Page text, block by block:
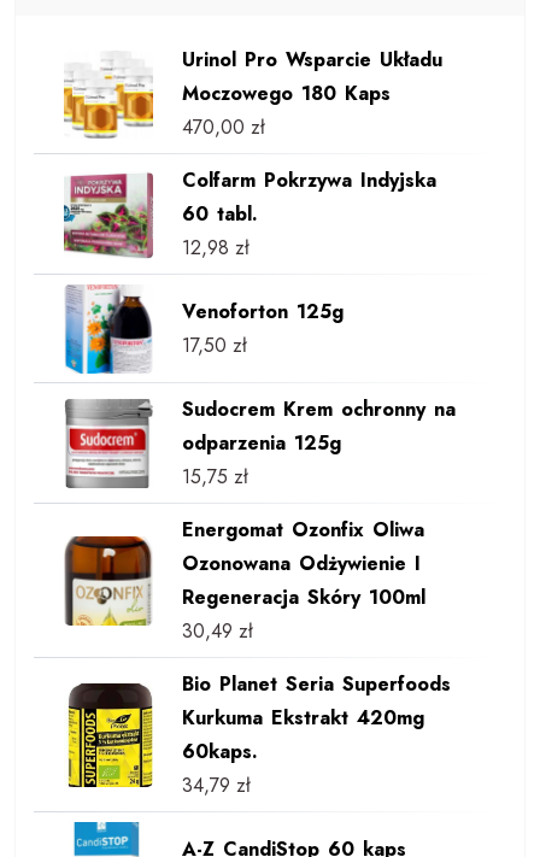
Urinol Pro Wsparcie Układu
Moczowego 180 Kaps
470,00 zł
Colfarm Pokrzywa Indyjska
60 tabl.
12,98 zł
Venoforton 125g
17,50 zł
Sudocrem Krem ochronny na
odparzenia 125g
15,75 zł
Energomat Ozonfix Oliwa
Ozonowana Odżywienie I
Regeneracja Skóry 100ml
30,49 zł
Bio Planet Seria Superfoods
Kurkuma Ekstrakt 420mg
60kaps.
34,79 zł
A-Z CandiStop 60 kaps